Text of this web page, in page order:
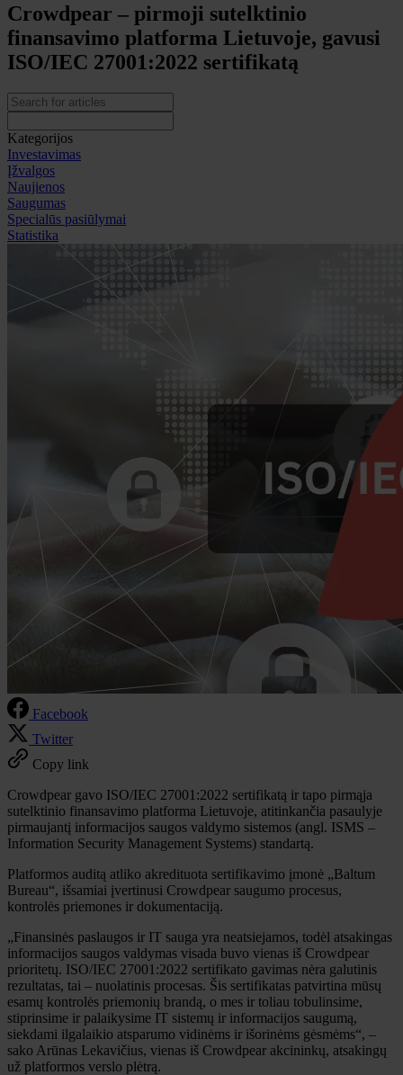
Crowdpear – pirmoji sutelktinio
finansavimo platforma Lietuvoje, gavusi
ISO/IEC 27001:2022 sertifikatą
Kategorijos
Investavimas
Įžvalgos
Naujienos
Saugumas
Specialūs pasiūlymai
Statistika
Facebook
Twitter
Copy link
Crowdpear gavo ISO/IEC 27001:2022 sertifikatą ir tapo pirmąja
sutelktinio finansavimo platforma Lietuvoje, atitinkančia pasaulyje
pirmaujantį informacijos saugos valdymo sistemos (angl. ISMS –
Information Security Management Systems) standartą.
Platformos auditą atliko akredituota sertifikavimo įmonė „Baltum
Bureau“, išsamiai įvertinusi Crowdpear saugumo procesus,
kontrolės priemones ir dokumentaciją.
„Finansinės paslaugos ir IT sauga yra neatsiejamos, todėl atsakingas
informacijos saugos valdymas visada buvo vienas iš Crowdpear
prioritetų. ISO/IEC 27001:2022 sertifikato gavimas nėra galutinis
rezultatas, tai – nuolatinis procesas. Šis sertifikatas patvirtina mūsų
esamų kontrolės priemonių brandą, o mes ir toliau tobulinsime,
stiprinsime ir palaikysime IT sistemų ir informacijos saugumą,
siekdami ilgalaikio atsparumo vidinėms ir išorinėms gėsmėms“, –
sako Arūnas Lekavičius, vienas iš Crowdpear akcininkų, atsakingų
už platformos verslo plėtrą.